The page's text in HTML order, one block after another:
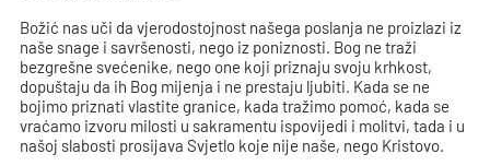
Božić nas uči da vjerodostojnost našega poslanja ne proizlazi iz
naše snage i savršenosti, nego iz poniznosti. Bog ne traži
bezgrešne svećenike, nego one koji priznaju svoju krhkost,
dopuštaju da ih Bog mijenja i ne prestaju ljubiti. Kada se ne
bojimo priznati vlastite granice, kada tražimo pomoć, kada se
vraćamo izvoru milosti u sakramentu ispovijedi i molitvi, tada i u
našoj slabosti prosijava Svjetlo koje nije naše, nego Kristovo.